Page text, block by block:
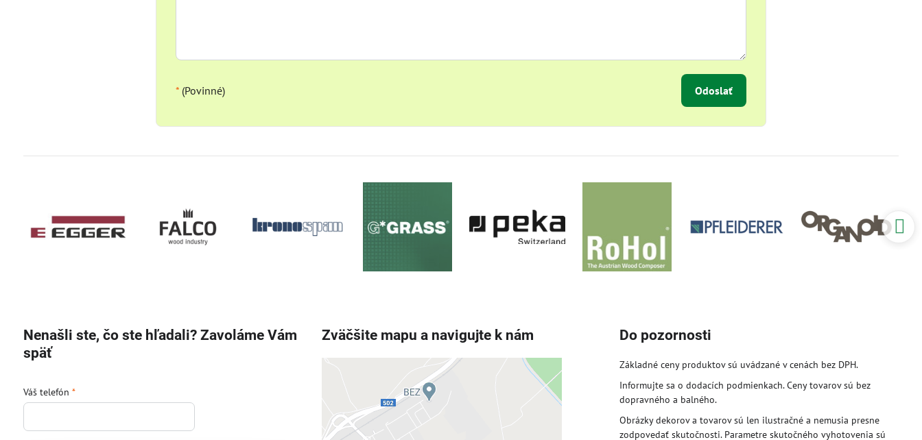
*(Povinné) Odoslať
Nenašli ste, čo ste hľadali? Zavoláme Vám
späť
Váš telefón *
Zväčšite mapu a navigujte k nám
Externý obsah je blokovaný
Do pozornosti
Základné ceny produktov sú uvádzané v cenách bez DPH.
Informujte sa o dodacích podmienkach. Ceny tovarov sú bez
dopravného a balného.
Obrázky dekorov a tovarov sú len ilustračné a nemusia presne
zodpovedať skutočnosti. Parametre skutočného vyhotovenia sú